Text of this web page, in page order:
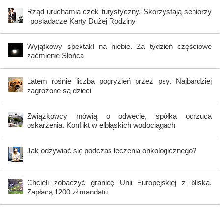
Rząd uruchamia czek turystyczny. Skorzystają seniorzy
i posiadacze Karty Dużej Rodziny
Wyjątkowy spektakl na niebie. Za tydzień częściowe
zaćmienie Słońca
Latem rośnie liczba pogryzień przez psy. Najbardziej
zagrożone są dzieci
Związkowcy mówią o odwecie, spółka odrzuca
oskarżenia. Konflikt w elbląskich wodociągach
Jak odżywiać się podczas leczenia onkologicznego?
Chcieli zobaczyć granicę Unii Europejskiej z bliska.
Zapłacą 1200 zł mandatu